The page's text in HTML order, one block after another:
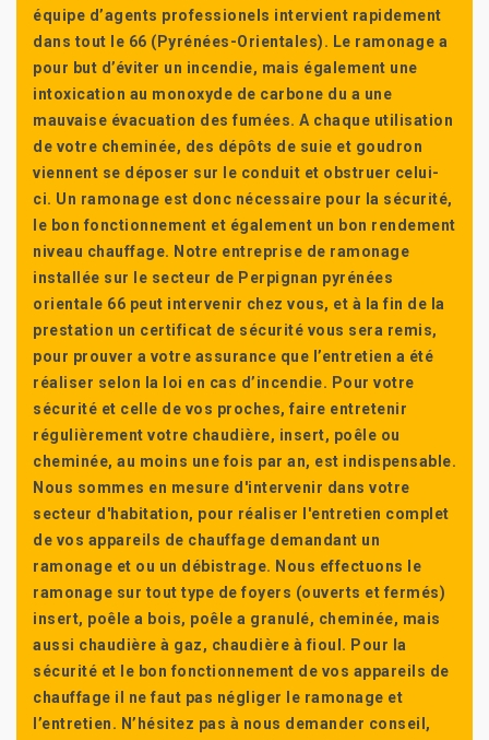
équipe d’agents professionels intervient rapidement
dans tout le 66 (Pyrénées-Orientales). Le ramonage a
pour but d’éviter un incendie, mais également une
intoxication au monoxyde de carbone du a une
mauvaise évacuation des fumées. A chaque utilisation
de votre cheminée, des dépôts de suie et goudron
viennent se déposer sur le conduit et obstruer celui-
ci. Un ramonage est donc nécessaire pour la sécurité,
le bon fonctionnement et également un bon rendement
niveau chauffage. Notre entreprise de ramonage
installée sur le secteur de Perpignan pyrénées
orientale 66 peut intervenir chez vous, et à la fin de la
prestation un certificat de sécurité vous sera remis,
pour prouver a votre assurance que l’entretien a été
réaliser selon la loi en cas d’incendie. Pour votre
sécurité et celle de vos proches, faire entretenir
régulièrement votre chaudière, insert, poêle ou
cheminée, au moins une fois par an, est indispensable.
Nous sommes en mesure d'intervenir dans votre
secteur d'habitation, pour réaliser l'entretien complet
de vos appareils de chauffage demandant un
ramonage et ou un débistrage. Nous effectuons le
ramonage sur tout type de foyers (ouverts et fermés)
insert, poêle a bois, poêle a granulé, cheminée, mais
aussi chaudière à gaz, chaudière à fioul. Pour la
sécurité et le bon fonctionnement de vos appareils de
chauffage il ne faut pas négliger le ramonage et
l’entretien. N’hésitez pas à nous demander conseil,